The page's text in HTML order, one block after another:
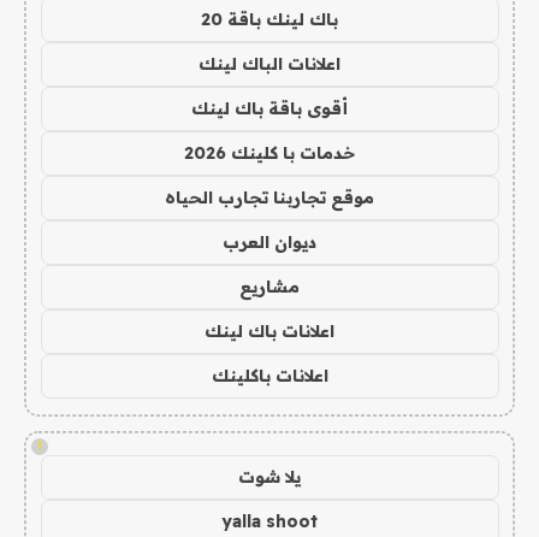
باك لينك باقة 20
اعلانات الباك لينك
أقوى باقة باك لينك
خدمات با كلينك 2026
موقع تجاربنا تجارب الحياه
ديوان العرب
مشاريع
اعلانات باك لينك
اعلانات باكلينك
!
يلا شوت
yalla shoot